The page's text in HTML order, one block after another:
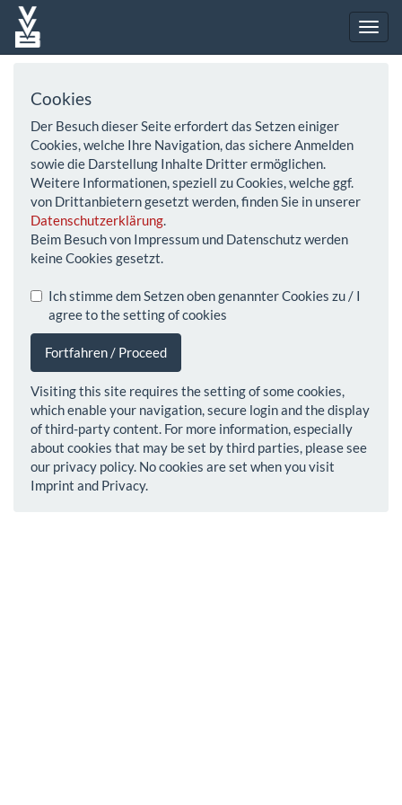
Cookies
Der Besuch dieser Seite erfordert das Setzen einiger
Cookies, welche Ihre Navigation, das sichere Anmelden
sowie die Darstellung Inhalte Dritter ermöglichen.
Weitere Informationen, speziell zu Cookies, welche ggf.
von Drittanbietern gesetzt werden, finden Sie in unserer
Datenschutzerklärung.
Beim Besuch von Impressum und Datenschutz werden
keine Cookies gesetzt.
Ich stimme dem Setzen oben genannter Cookies zu / I
agree to the setting of cookies
Fortfahren / Proceed
Visiting this site requires the setting of some cookies,
which enable your navigation, secure login and the display
of third-party content. For more information, especially
about cookies that may be set by third parties, please see
our privacy policy. No cookies are set when you visit
Imprint and Privacy.